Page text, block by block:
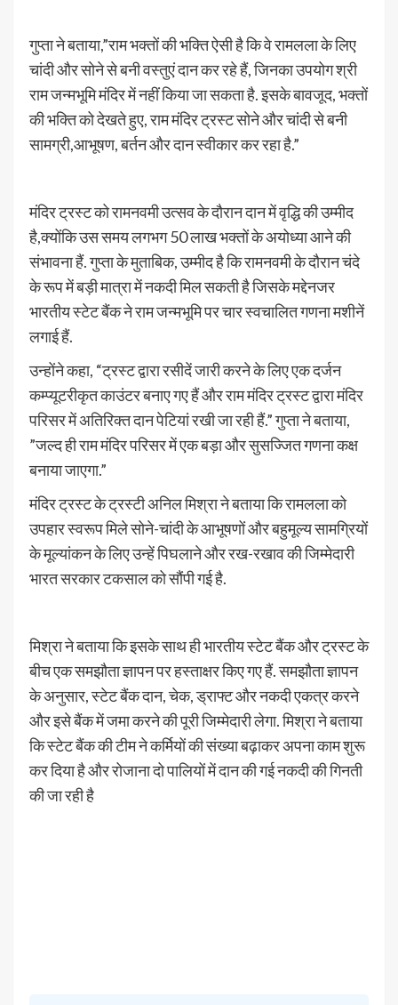
गुप्ता ने बताया,”राम भक्तों की भक्ति ऐसी है कि वे रामलला के लिए
चांदी और सोने से बनी वस्तुएं दान कर रहे हैं, जिनका उपयोग श्री
राम जन्मभूमि मंदिर में नहीं किया जा सकता है. इसके बावजूद, भक्तों
की भक्ति को देखते हुए, राम मंदिर ट्रस्ट सोने और चांदी से बनी
सामग्री,आभूषण, बर्तन और दान स्वीकार कर रहा है.”
मंदिर ट्रस्ट को रामनवमी उत्सव के दौरान दान में वृद्धि की उम्मीद
है,क्योंकि उस समय लगभग 50 लाख भक्तों के अयोध्या आने की
संभावना हैं. गुप्ता के मुताबिक, उम्मीद है कि रामनवमी के दौरान चंदे
के रूप में बड़ी मात्रा में नकदी मिल सकती है जिसके मद्देनजर
भारतीय स्टेट बैंक ने राम जन्मभूमि पर चार स्वचालित गणना मशीनें
लगाई हैं.
उन्होंने कहा, “ट्रस्ट द्वारा रसीदें जारी करने के लिए एक दर्जन
कम्प्यूटरीकृत काउंटर बनाए गए हैं और राम मंदिर ट्रस्ट द्वारा मंदिर
परिसर में अतिरिक्त दान पेटियां रखी जा रही हैं.” गुप्ता ने बताया,
”जल्द ही राम मंदिर परिसर में एक बड़ा और सुसज्जित गणना कक्ष
बनाया जाएगा.”
मंदिर ट्रस्ट के ट्रस्टी अनिल मिश्रा ने बताया कि रामलला को
उपहार स्वरूप मिले सोने-चांदी के आभूषणों और बहुमूल्य सामग्रियों
के मूल्यांकन के लिए उन्हें पिघलाने और रख-रखाव की जिम्मेदारी
भारत सरकार टकसाल को सौंपी गई है.
मिश्रा ने बताया कि इसके साथ ही भारतीय स्टेट बैंक और ट्रस्ट के
बीच एक समझौता ज्ञापन पर हस्ताक्षर किए गए हैं. समझौता ज्ञापन
के अनुसार, स्टेट बैंक दान, चेक, ड्राफ्ट और नकदी एकत्र करने
और इसे बैंक में जमा करने की पूरी जिम्मेदारी लेगा. मिश्रा ने बताया
कि स्टेट बैंक की टीम ने कर्मियों की संख्या बढ़ाकर अपना काम शुरू
कर दिया है और रोजाना दो पालियों में दान की गई नकदी की गिनती
की जा रही है